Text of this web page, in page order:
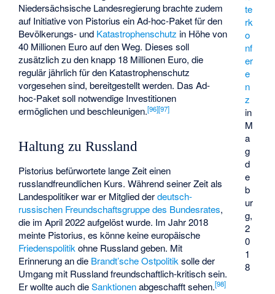
te
rk
o
nf
er
e
n
z
in
M
a
g
d
e
b
ur
g,
2
0
1
8
Niedersächsische Landesregierung brachte zudem
auf Initiative von Pistorius ein Ad-hoc-Paket für den
Bevölkerungs- und Katastrophenschutz in Höhe von
40 Millionen Euro auf den Weg. Dieses soll
zusätzlich zu den knapp 18 Millionen Euro, die
regulär jährlich für den Katastrophenschutz
vorgesehen sind, bereitgestellt werden. Das Ad-
hoc-Paket soll notwendige Investitionen
ermöglichen und beschleunigen.[96][97]
Haltung zu Russland
Pistorius befürwortete lange Zeit einen
russlandfreundlichen Kurs. Während seiner Zeit als
Landespolitiker war er Mitglied derdeutsch-
russischen Freundschaftsgruppe des Bundesrates,
die im April 2022 aufgelöst wurde. Im Jahr 2018
meinte Pistorius, es könne keine europäische
Friedenspolitik ohne Russland geben. Mit
Erinnerung an die Brandt’sche Ostpolitik solle der
Umgang mit Russland freundschaftlich-kritisch sein.
Er wollte auch dieSanktionenabgeschafft sehen.[98]